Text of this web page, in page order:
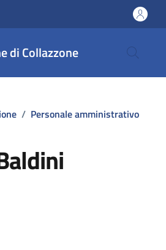
di Collazzone
/ Personale amministrativo